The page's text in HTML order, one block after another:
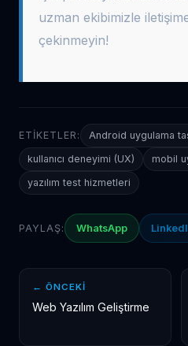
uzman ekibimizle
çekinmeyin!
ETIKETLER: Android uygulama
kullanıcı deneyimi (UX)
mobil
yazılım test hizmetleri
PAYLAŞ: WhatsApp
← ÖNCEKI
Web Yazılım Geliştirme